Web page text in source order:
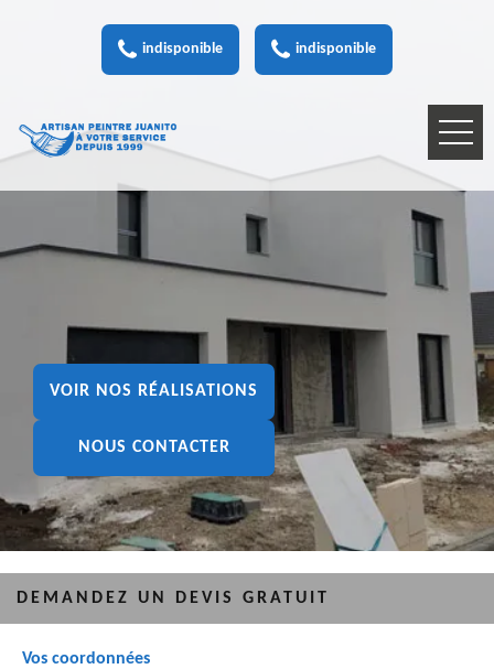
indisponible indisponible
VOIR NOS RÉALISATIONS
NOUS CONTACTER
DEMANDEZ UN DEVIS GRATUIT
Vos coordonnées